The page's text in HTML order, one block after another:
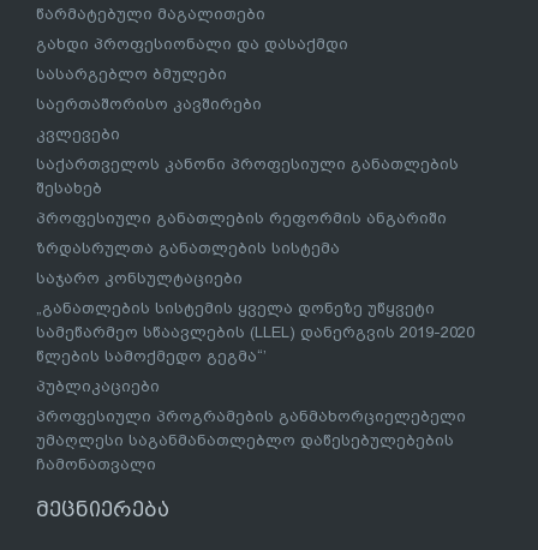
წარმატებული მაგალითები
გახდი პროფესიონალი და დასაქმდი
სასარგებლო ბმულები
საერთაშორისო კავშირები
კვლევები
საქართველოს კანონი პროფესიული განათლების
შესახებ
პროფესიული განათლების რეფორმის ანგარიში
ზრდასრულთა განათლების სისტემა
საჯარო კონსულტაციები
„განათლების სისტემის ყველა დონეზე უწყვეტი
სამეწარმეო სწაავლების (LLEL) დანერგვის 2019-2020
წლების სამოქმედო გეგმა“’
პუბლიკაციები
პროფესიული პროგრამების განმახორციელებელი
უმაღლესი საგანმანათლებლო დაწესებულებების
ჩამონათვალი
მეცნიერება